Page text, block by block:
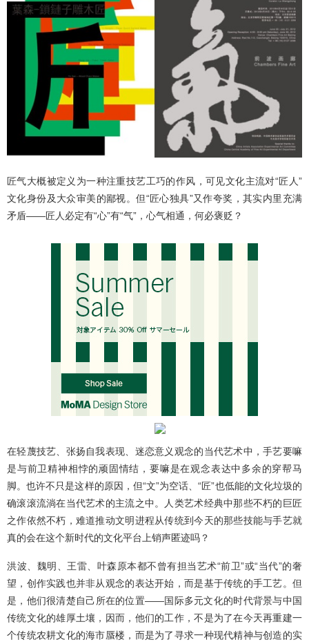
匠气大概被定义为一种注重技艺工巧的作风，可见文化主流对“匠人”
文化身份及大众审美的鄙视。但“匠心独具”又作夸奖，其实内里充满
矛盾——匠人必定有“心”有“气”，心气相通，何必褒贬？
在轻蔑技艺、张扬自我表现、迷恋意义观念的当代艺术中，手艺要嘛
是与前卫精神相悖的顽固情结，要嘛是在观念表达中多余的穿帮马
脚。也许不只是这样的原因，但“文”为空话、“匠”也低能的文化垃圾的
确滚滚流淌在当代艺术的主流之中。人类艺术经典中那些不朽的巨匠
之作依然不朽，难道推动文明进程从传统到今天的那些技能与手艺就
真的会在这个新时代的文化平台上销声匿迹吗？
洪波、魏明、王雷、叶森原本都不曾有担当艺术“前卫”或“当代”的奢
望，创作实践也并非从观念的表达开始，而是基于传统的手工艺。但
是，他们很清楚自己所在的位置——国际多元文化的时代背景与中国
传统文化的雄厚土壤，因而，他们的工作，不是为了在今天再重建一
个传统农耕文化的海市蜃楼，而是为了寻求一种现代精神与创造的实